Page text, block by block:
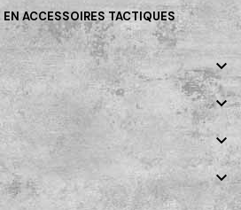
ACCESSOIRES TACTIQUES



